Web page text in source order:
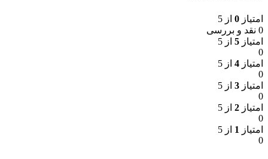
امتیاز 0 از 5
0 نقد و بررسی
امتیاز 5 از 5
0
امتیاز 4 از 5
0
امتیاز 3 از 5
0
امتیاز 2 از 5
0
امتیاز 1 از 5
0